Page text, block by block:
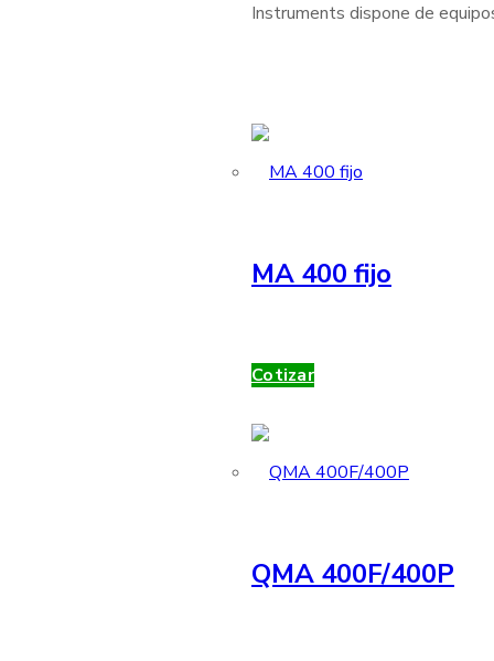
Instruments dispone de
MA 400 fijo
Cotizar
QMA 400F/400P